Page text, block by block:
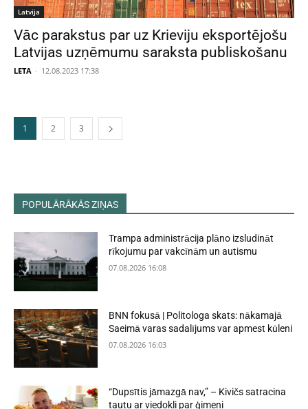
Latvija
Vāc parakstus par uz Krieviju eksportējošu
Latvijas uzņēmumu saraksta publiskošanu
LETA - 12.08.2023 17:38
1 2 3
POPULĀRĀKĀS ZIŅAS
Trampa administrācija plāno izsludināt
rīkojumu par vakcīnām un autismu
07.08.2026 16:08
BNN fokusā | Politologa skats: nākamajā
Saeimā varas sadalījums var apmest kūleni
07.08.2026 16:03
“Dupsītis jāmazgā nav,” – Kivičs satracina
tautu ar viedokli par ģimeni